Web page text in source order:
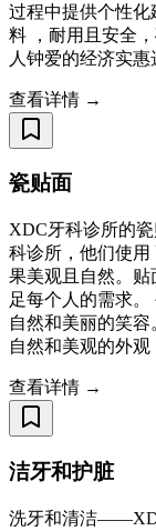
过程中提供个性
料 ，耐用且安全
人钟爱的经济实惠
查看详情 →
瓷贴面
XDC牙科诊所的
科诊所，他们使
果美观且自然。
足每个人的需求
自然和美丽的笑
自然和美观的外观
查看详情 →
洁牙和护脏
洗牙和清洁